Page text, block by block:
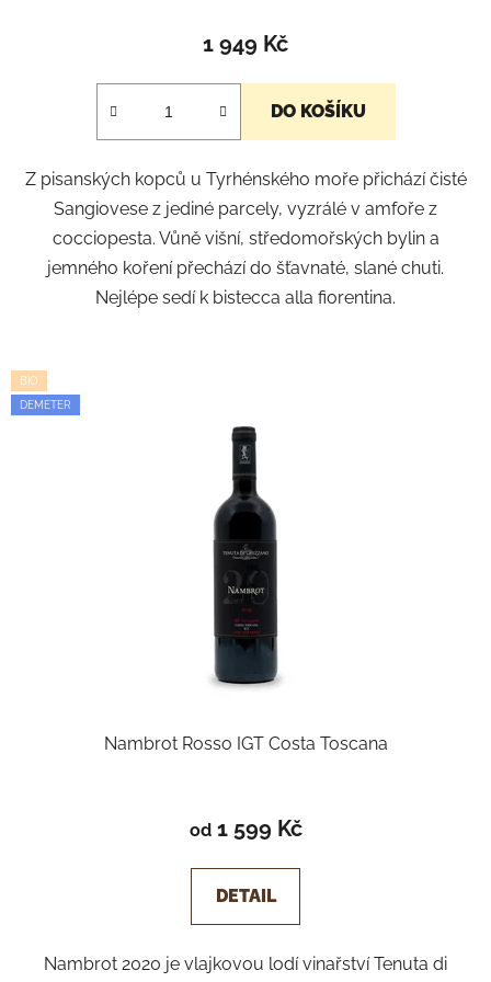
1 949 Kč
DO KOŠÍKU
Z pisanských kopců u Tyrhénského moře přichází čisté
Sangiovese z jediné parcely, vyzrálé v amfoře z
cocciopesta. Vůně višní, středomořských bylin a
jemného koření přechází do šťavnaté, slané chuti.
Nejlépe sedí k bistecca alla fiorentina.
BIO
DEMETER
Nambrot Rosso IGT Costa Toscana
od1 599 Kč
DETAIL
Nambrot 2020 je vlajkovou lodí vinařství Tenuta di